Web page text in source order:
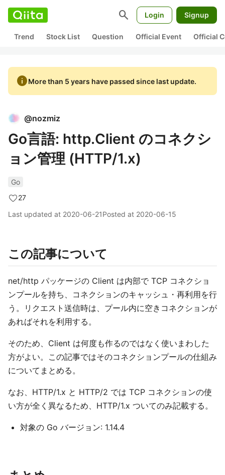
search Login Signup
Trend Stock List Question Official Event Official
infoMore than 5 years have passed since last update.
@nozmiz
Go言語: http.Client のコネクシ
ョン管理 (HTTP/1.x)
Go
27
Last updated at 2020-06-21Posted at 2020-06-15
この記事について
net/http パッケージの Client は内部で TCP コネクショ
ンプールを持ち、コネクションのキャッシュ・再利用を行
う。リクエスト送信時は、プール内に空きコネクションが
あればそれを利用する。
そのため、Client は何度も作るのではなく使いまわした
方がよい。この記事ではそのコネクションプールの仕組み
についてまとめる。
なお、HTTP/1.x と HTTP/2 では TCP コネクションの使
い方が全く異なるため、HTTP/1.x ついてのみ記載する。
対象の Go バージョン: 1.14.4